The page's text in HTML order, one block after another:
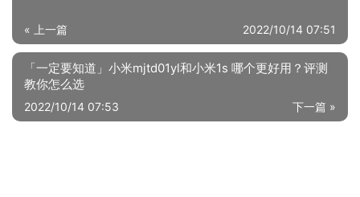
« 上一篇 2022/10/14 07:51
「一定要知道」小米mjtd01yl和小米1s 哪个更好用？评测
教你怎么选
下一篇 »
2022/10/14 07:53